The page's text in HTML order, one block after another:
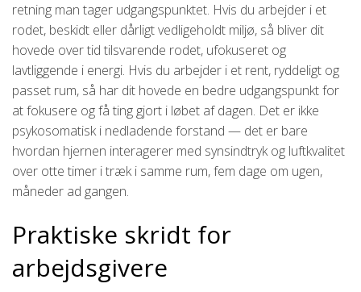
retning man tager udgangspunktet. Hvis du arbejder i et
rodet, beskidt eller dårligt vedligeholdt miljø, så bliver dit
hovede over tid tilsvarende rodet, ufokuseret og
lavtliggende i energi. Hvis du arbejder i et rent, ryddeligt og
passet rum, så har dit hovede en bedre udgangspunkt for
at fokusere og få ting gjort i løbet af dagen. Det er ikke
psykosomatisk i nedladende forstand — det er bare
hvordan hjernen interagerer med synsindtryk og luftkvalitet
over otte timer i træk i samme rum, fem dage om ugen,
måneder ad gangen.
Praktiske skridt for
arbejdsgivere